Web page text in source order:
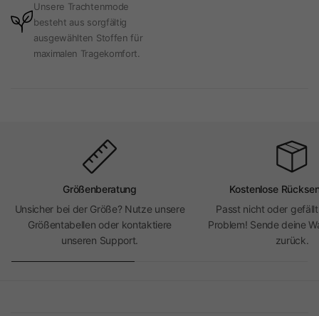
Unsere Trachtenmode
besteht aus sorgfältig
ausgewählten Stoffen für
maximalen Tragekomfort.
Größenberatung
Unsicher bei der Größe? Nutze unsere
Größentabellen oder kontaktiere
unseren Support.
Kostenlose
Passt nicht oder
Problem! Sende deine
zurück.